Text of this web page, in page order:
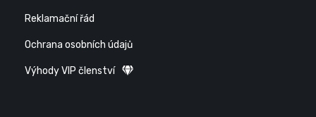
Reklamační řád
Ochrana osobních údajů
Výhody VIP členství